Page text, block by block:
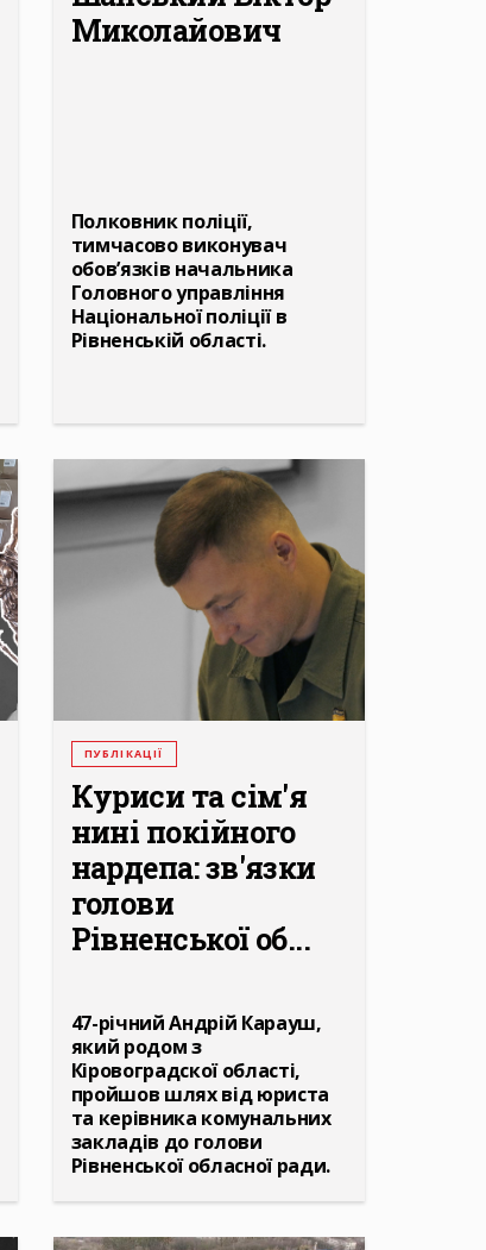
Миколайович
Полковник поліції,
тимчасово виконувач
обов’язків начальника
Головного управління
Національної поліції в
Рівненській області.
ПУБЛІКАЦІЇ
Куриси та сім'я
нині покійного
нардепа: зв'язки
голови
Рівненської об...
47-річний Андрій Карауш,
який родом з
Кіровоградскої області,
пройшов шлях від юриста
та керівника комунальних
закладів до голови
Рівненської обласної ради.